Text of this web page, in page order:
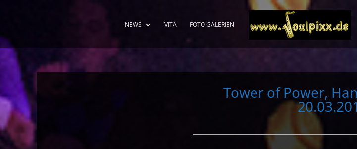
NEWS VITA FOTO GALERIEN
Tower of Power,